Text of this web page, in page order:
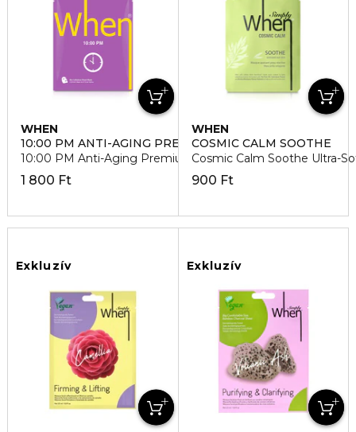
WHEN
10:00 PM ANTI-AGING PREMIUM
10:00 PM Anti-Aging Premium Bio-Cellulose Arcmaszk
1 800 Ft
WHEN
COSMIC CALM SOOTHE
Cosmic Calm Soothe Ultra-
900 Ft
Exkluzív Exkluzív